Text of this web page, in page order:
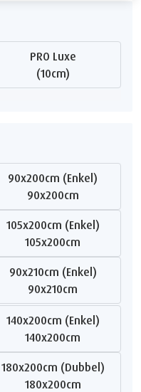
PRO Luxe
(10cm)
90x200cm (Enkel)
90x200cm
105x200cm (Enkel)
105x200cm
90x210cm (Enkel)
90x210cm
140x200cm (Enkel)
140x200cm
180x200cm (Dubbel)
180x200cm